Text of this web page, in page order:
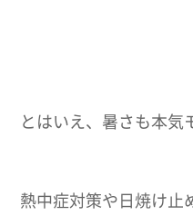
とはいえ、暑さも本気
熱中症対策や日焼け止